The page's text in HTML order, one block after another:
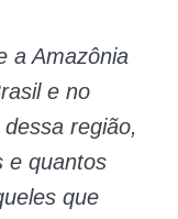
a Amazônia
e no
região,
e quantos
que